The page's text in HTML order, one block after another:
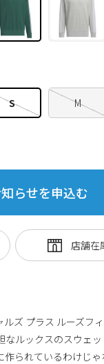
S M
らせを申込む
ルズ プラス ルーズフ
ルックスのスウェッ
られているわけじ